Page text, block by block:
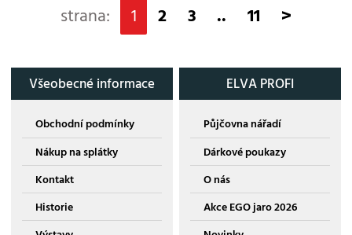
strana: 1 2 3 .. 11 >
Všeobecné informace
Obchodní podmínky
Nákup na splátky
Kontakt
Historie
ELVA PROFI
Půjčovna nářadí
Dárkové poukazy
O nás
Akce EGO jaro 2026